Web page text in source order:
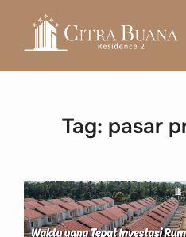
content
Tag: pasar